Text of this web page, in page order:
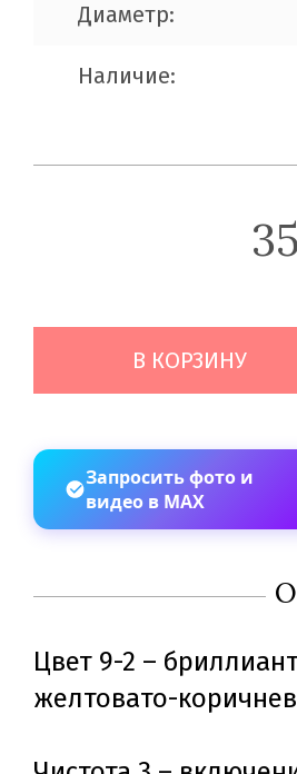
Диаметр:
Наличие:
В КОРЗИНУ
Запросить фото и
видео в MAX
Цвет 9-2 –
желтовато-